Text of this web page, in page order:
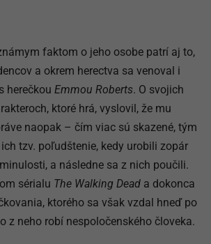
faktom o jeho osobe patrí aj to,
a okrem herectva sa venoval i
herečkou Emmou Roberts. O svojich
ktoré hrá, vyslovil, že mu
naopak – čím viac sú skazené, tým
ich tzv. poľudštenie, kedy urobili zopár
a následne sa z nich poučili.
sérialu The Walking Dead a dokonca
ktorého sa však vzdal hneď po
z neho robí nespoločenského človeka.